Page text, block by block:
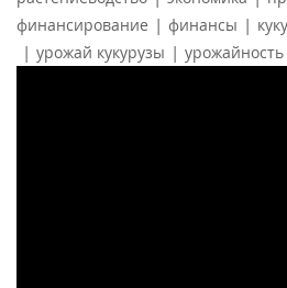
финансирование | финансы |
| урожай кукурузы | урожайность